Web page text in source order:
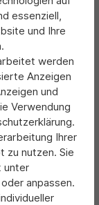
essenziell,
und Ihre
werden
Anzeigen
und
Verwendung
Ihrer
zu nutzen. Sie
unter
anpassen.